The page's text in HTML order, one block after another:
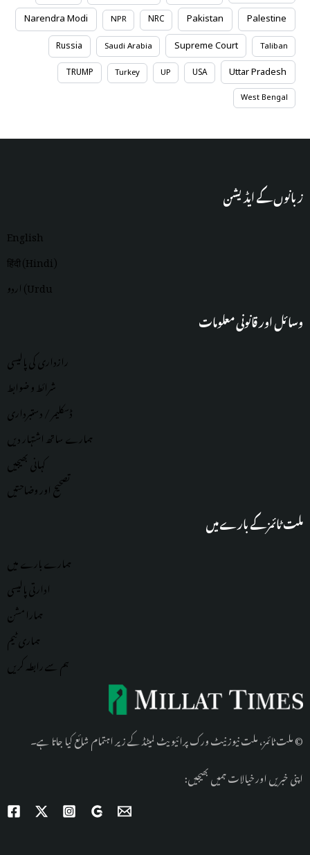
Narendra Modi NPR NRC Pakistan Palestine
Russia Saudi Arabia Supreme Court Taliban
TRUMP Turkey UP USA Uttar Pradesh
West Bengal
زبانوں کے ایڈیشن
English
हिंदी (Hindi)
اردو (Urdu
وسائل اور قانونی معلومات
رازداری کی پالیسی
شرائط و ضوابط
ڈسکلیمر / دستبرداری
ہمارے ساتھ اشتہار دیں
کہانی بھیجیں
تصحیح اور وضاحتیں
ملت ٹائمز کے بارے میں
ہمارے بارے میں
ادارتی پالیسی
ہمارا مشن
ہماریٹیم
ہم سے رابطہ کریں
© ملت ٹائمز، ملت نیوز نیٹ ورک پرائیویٹ لمیٹڈ کے زیر اہتمام شائع کیا جاتا ہے۔
اپنی خبریں اور خیالات ہمیں بھیجیں: